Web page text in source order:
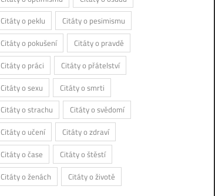
Citáty o peklu
Citáty o pesimismu
Citáty o pokušení
Citáty o pravdě
Citáty o práci
Citáty o přátelství
Citáty o sexu
Citáty o smrti
Citáty o strachu
Citáty o svědomí
Citáty o učení
Citáty o zdraví
Citáty o čase
Citáty o štěstí
Citáty o ženách
Citáty o životě